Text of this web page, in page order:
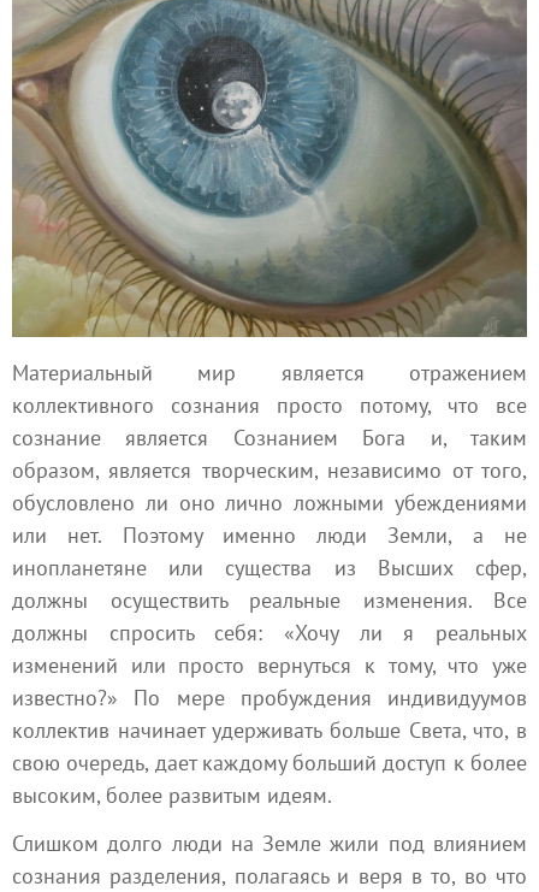
Материальный мир является отражением
коллективного сознания просто потому, что все
сознание является Сознанием Бога и, таким
образом, является творческим, независимо от того,
обусловлено ли оно лично ложными убеждениями
или нет. Поэтому именно люди Земли, а не
инопланетяне или существа из Высших сфер,
должны осуществить реальные изменения. Все
должны спросить себя: «Хочу ли я реальных
изменений или просто вернуться к тому, что уже
известно?» По мере пробуждения индивидуумов
коллектив начинает удерживать больше Света, что, в
свою очередь, дает каждому больший доступ к более
высоким, более развитым идеям.
Слишком долго люди на Земле жили под влиянием
сознания разделения, полагаясь и веря в то, во что